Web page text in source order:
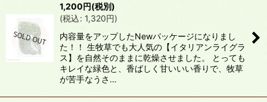
1,200円(税別)
(税込: 1,320円)
内容量をアップしたNewパッケージになりまし
た！！ 生牧草でも大人気の【イタリアンライグラ
ス】を自然そのままに乾燥させました。 とっても
キレイな緑色と、香ばしく甘いいい香りで、牧草
が苦手なうさ…